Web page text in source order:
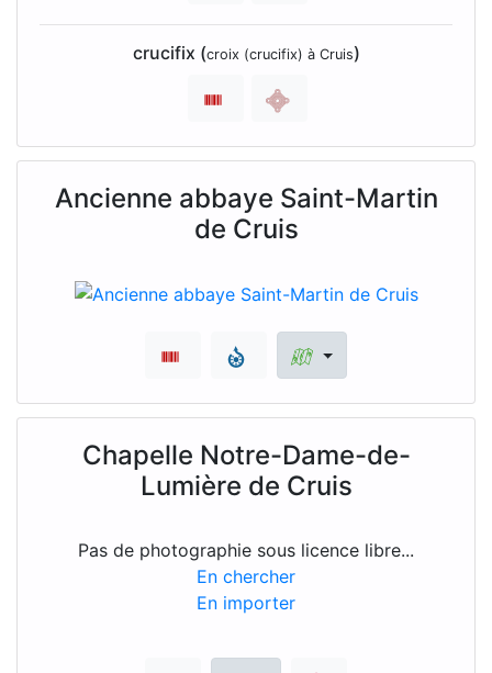
crucifix (croix (crucifix) à Cruis)
Ancienne abbaye Saint-Martin
de Cruis
Chapelle Notre-Dame-de-
Lumière de Cruis
Pas de photographie sous licence libre...
En chercher
En importer